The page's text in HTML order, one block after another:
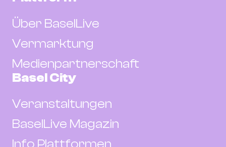
Über BaselLive
Vermarktung
Medienpartnerschaft
Basel City
Veranstaltungen
BaselLive Magazin
Info Plattformen